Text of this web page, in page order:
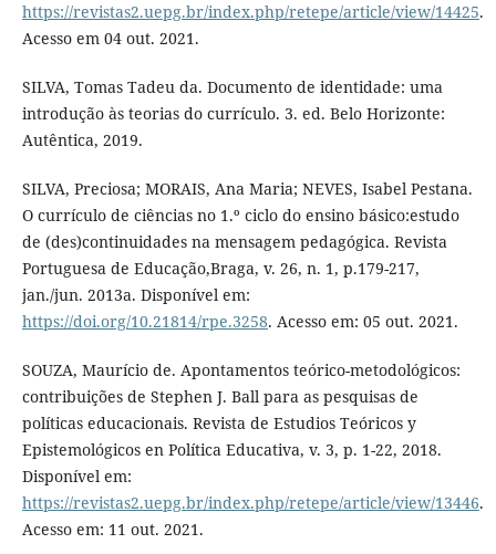
https://revistas2.uepg.br/index.php/retepe/article/view/14425.
Acesso em 04 out. 2021.
SILVA, Tomas Tadeu da. Documento de identidade: uma
introdução às teorias do currículo. 3. ed. Belo Horizonte:
Autêntica, 2019.
SILVA, Preciosa; MORAIS, Ana Maria; NEVES, Isabel Pestana.
O currículo de ciências no 1.º ciclo do ensino básico:estudo
de (des)continuidades na mensagem pedagógica. Revista
Portuguesa de Educação,Braga, v. 26, n. 1, p.179-217,
jan./jun. 2013a. Disponível em:
https://doi.org/10.21814/rpe.3258. Acesso em: 05 out. 2021.
SOUZA, Maurício de. Apontamentos teórico-metodológicos:
contribuições de Stephen J. Ball para as pesquisas de
políticas educacionais. Revista de Estudios Teóricos y
Epistemológicos en Política Educativa, v. 3, p. 1-22, 2018.
Disponível em:
https://revistas2.uepg.br/index.php/retepe/article/view/13446.
Acesso em: 11 out. 2021.